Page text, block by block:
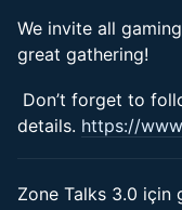
We invite all
great gathering!
Don’t forget to
details. https://
Zone Talks 3.0 için